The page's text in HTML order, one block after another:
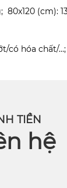
(cm):
có hóa chất/
TIỀN
hệ